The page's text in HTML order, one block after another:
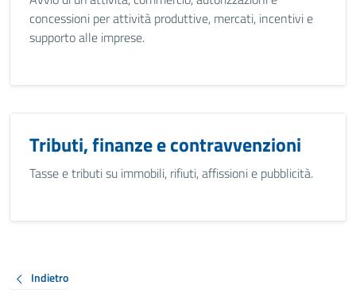
concessioni per attività produttive, mercati, incentivi e
supporto alle imprese.
Tributi, finanze e contravvenzioni
Tasse e tributi su immobili, rifiuti, affissioni e pubblicità.
Indietro